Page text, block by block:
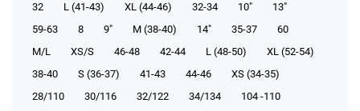
32
L (41-43) XL (44-46) 32-34 10"
13"
59-63
8 9" M (38-40) 14" 35-37
60
M/L
XS/S 46-48 42-44 L (48-50)
XL (52-54)
38-40
S (36-37) 41-43 44-46
XS (34-35)
28/110
30/116 32/122 34/134
104 -110